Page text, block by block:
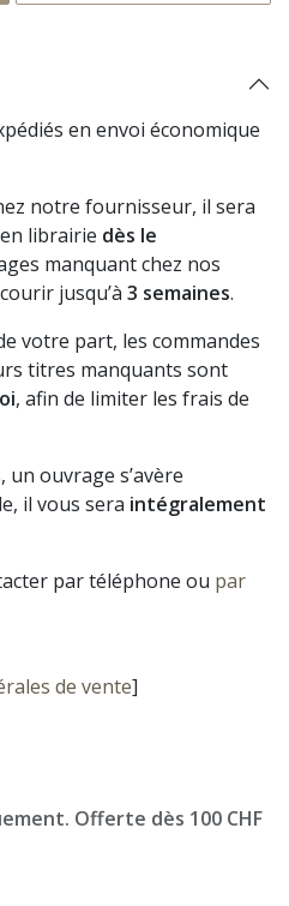
en envoi économique
notre fournisseur, il sera
librairie dès le
manquant chez nos
jusqu’à 3 semaines.
votre part, les commandes
titres manquants sont
, afin de limiter les frais de
un ouvrage s’avère
il vous sera intégralement
par téléphone ou par
de vente]
Offerte dès 100 CHF